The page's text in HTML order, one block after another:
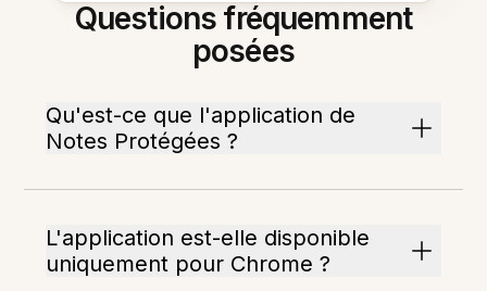
Questions fréquemment
posées
Qu'est-ce que l'application de
Notes Protégées ?
L'application est-elle disponible
uniquement pour Chrome ?